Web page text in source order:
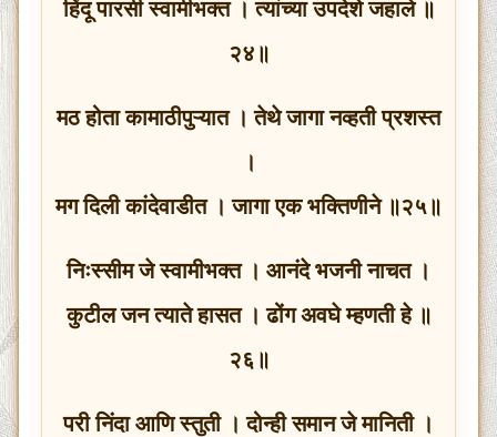
हिंदू पारसी स्वामीभक्त । त्यांच्या उपदेशे जहाले ॥
२४॥
मठ होता कामाठीपुऱ्यात । तेथे जागा नव्हती प्रशस्त
।
मग दिली कांदेवाडीत । जागा एक भक्तिणीने ॥२५॥
निःस्सीम जे स्वामीभक्त । आनंदे भजनी नाचत ।
कुटील जन त्याते हासत । ढोंग अवघे म्हणती हे ॥
२६॥
परी निंदा आणि स्तुती । दोन्ही समान जे मानिती ।